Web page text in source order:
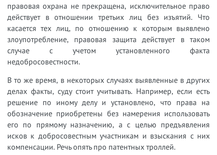
правовая охрана не прекращена, исключительное право
действует в отношении третьих лиц без изъятий. Что
касается тех лиц, по отношению к которым выявлено
злоупотребление, правовая защита действует в таком
случае с учетом установленного факта
недобросовестности.
В то же время, в некоторых случаях выявленные в других
делах факты, суду стоит учитывать. Например, если есть
решение по иному делу и установлено, что права на
обозначение приобретены без намерения использовать
его по прямому назначению, а с целью предъявления
исков к добросовестным участникам и взыскания с них
компенсации. Речь опять про патентных троллей.